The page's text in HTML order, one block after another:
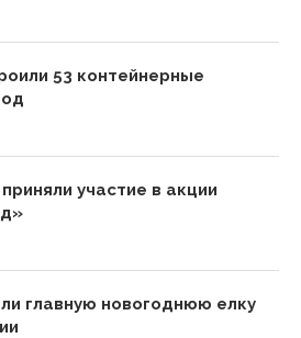
53 контейнерные
участие в акции
главную новогоднюю елку